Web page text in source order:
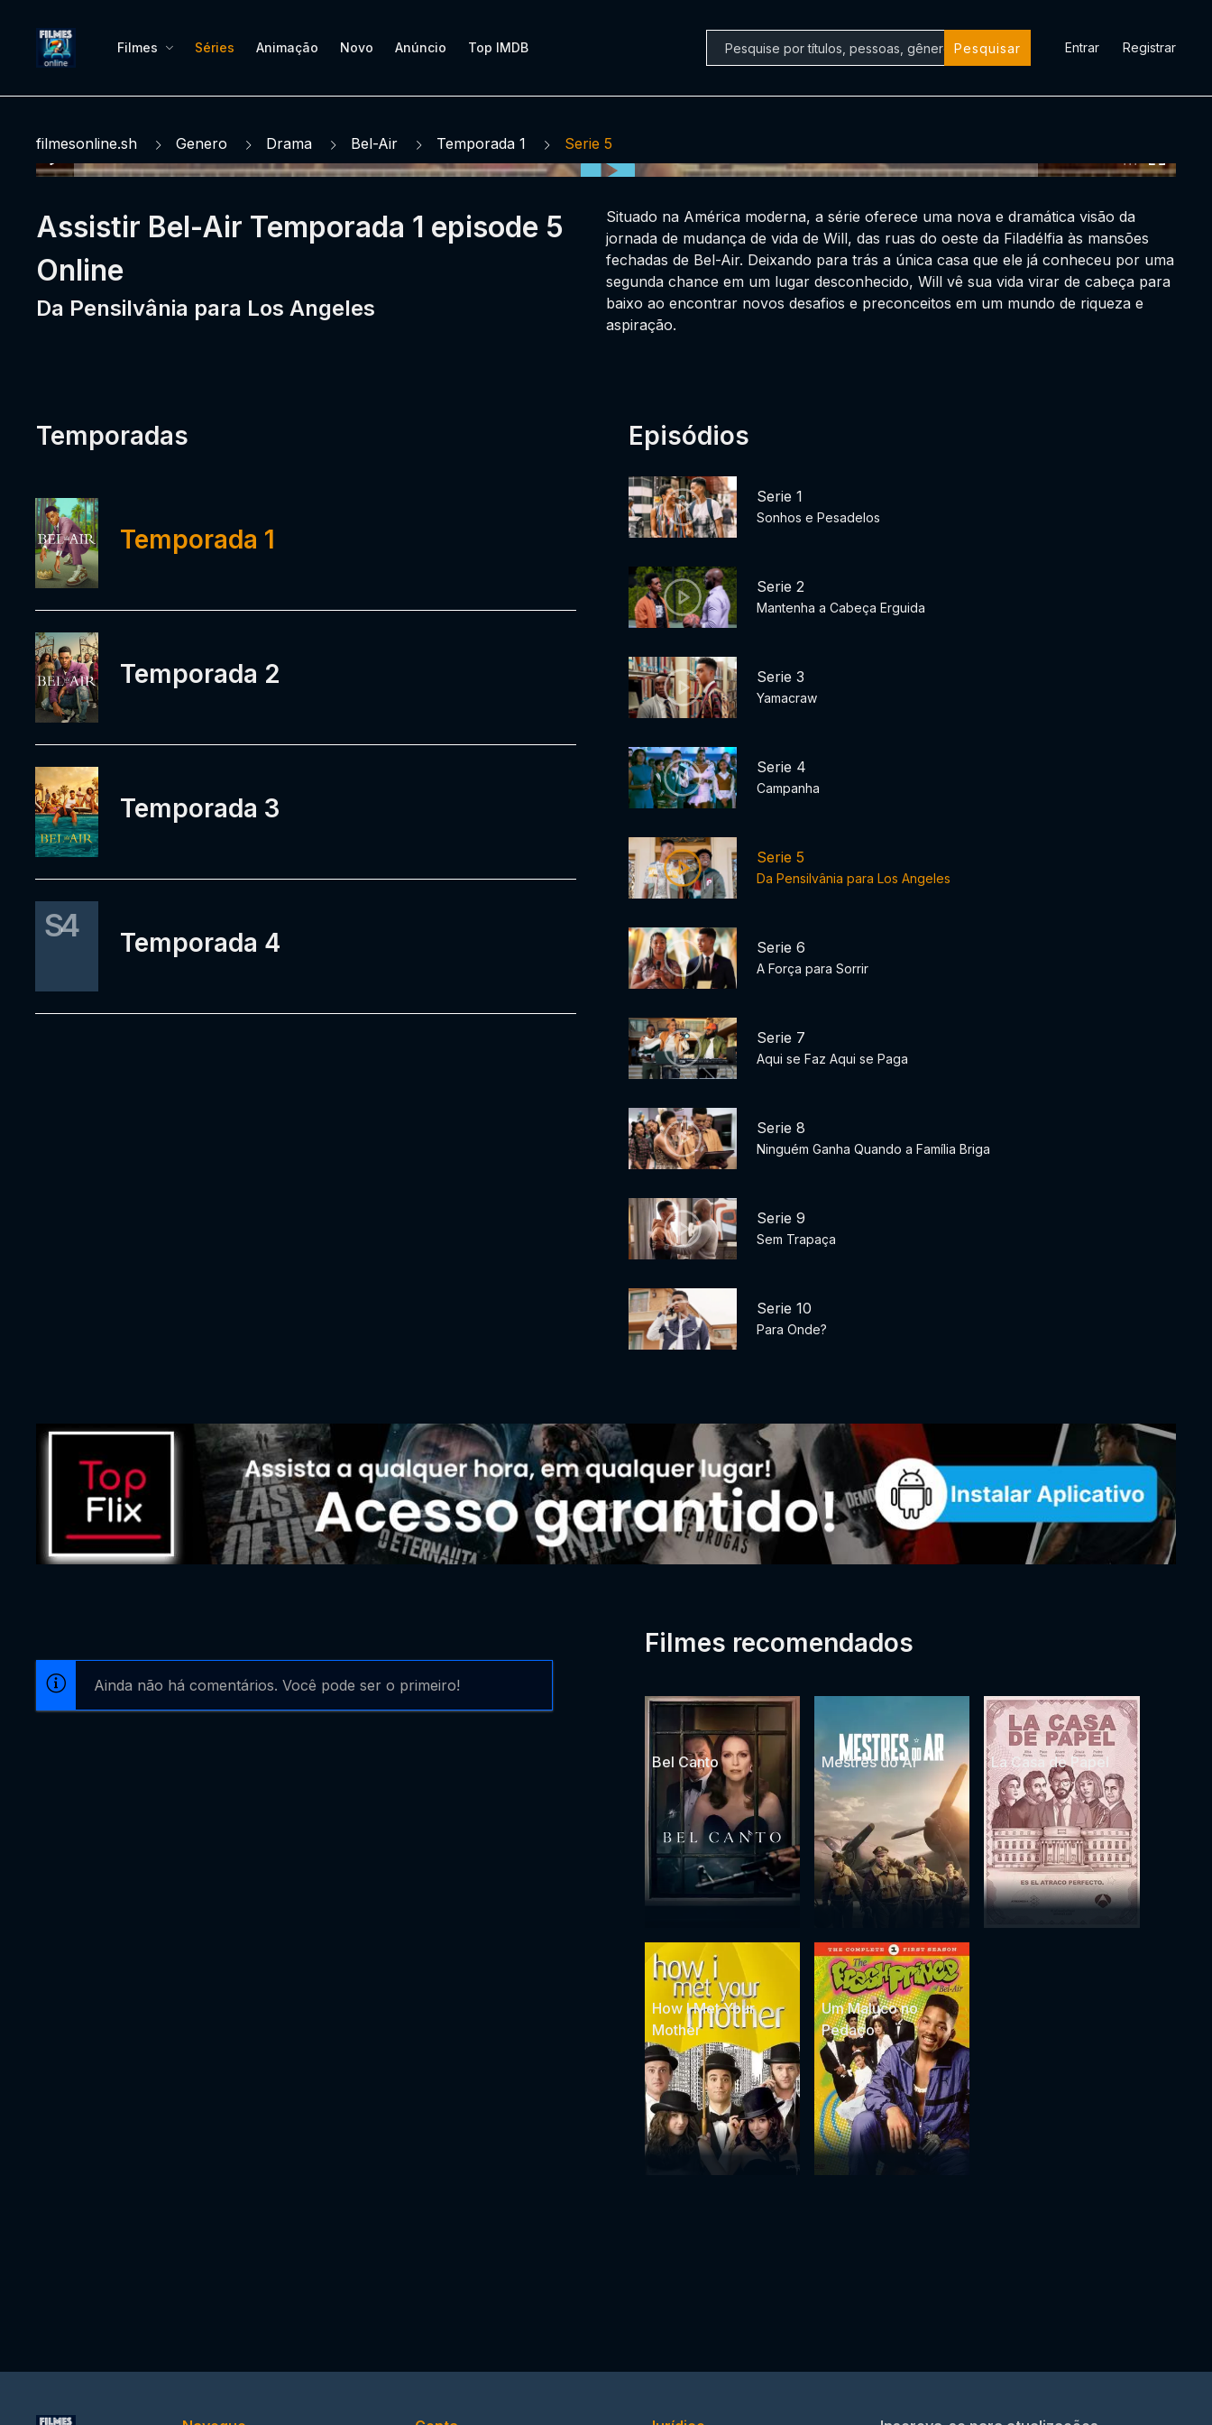
Filmes Séries Animação Novo Anúncio Top IMDB Pesquisar Entrar Registrar
filmesonline.sh Genero Drama Bel-Air Temporada 1 Serie 5
Assistir Bel-Air Temporada 1 episode 5
Online
Da Pensilvânia para Los Angeles
Situado na América moderna, a série oferece uma nova e dramática visão da
jornada de mudança de vida de Will, das ruas do oeste da Filadélfia às mansões
fechadas de Bel-Air. Deixando para trás a única casa que ele já conheceu por uma
segunda chance em um lugar desconhecido, Will vê sua vida virar de cabeça para
baixo ao encontrar novos desafios e preconceitos em um mundo de riqueza e
aspiração.
Temporadas
Temporada 1
Temporada 2
Temporada 3
S4 Temporada 4
Episódios
Serie 1
Sonhos e Pesadelos
Serie 2
Mantenha a Cabeça Erguida
Serie 3
Yamacraw
Serie 4
Campanha
Serie 5
Da Pensilvânia para Los Angeles
Serie 6
A Força para Sorrir
Serie 7
Aqui se Faz Aqui se Paga
Serie 8
Ninguém Ganha Quando a Família Briga
Serie 9
Sem Trapaça
Serie 10
Para Onde?
Ainda não há comentários. Você pode ser o primeiro!
Filmes recomendados
Bel Canto Mestres do Ar La Casa de Papel
How I Met Your
Mother
Um Maluco no
Pedaço